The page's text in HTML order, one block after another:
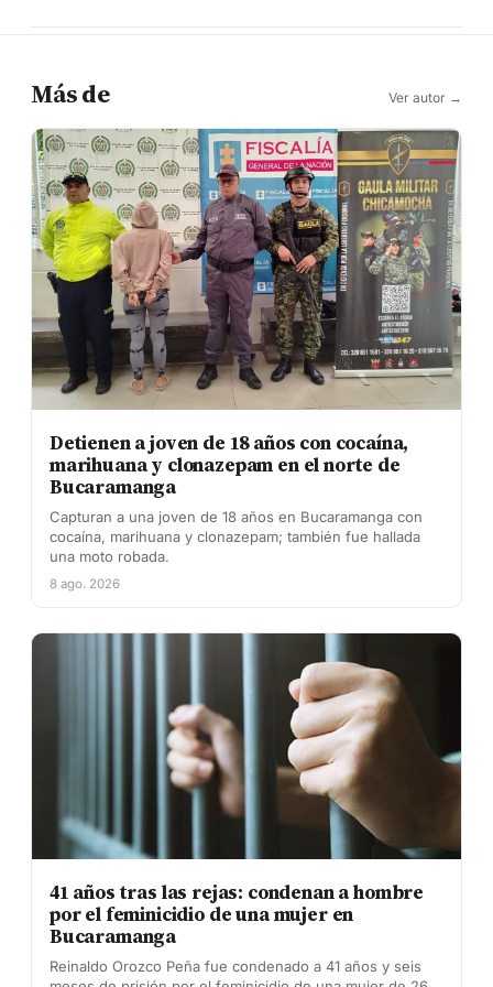
Más de Ver autor →
Detienen a joven de 18 años con cocaína,
marihuana y clonazepam en el norte de
Bucaramanga
Capturan a una joven de 18 años en Bucaramanga con
cocaína, marihuana y clonazepam; también fue hallada
una moto robada.
8 ago. 2026
41 años tras las rejas: condenan a hombre
por el feminicidio de una mujer en
Bucaramanga
Reinaldo Orozco Peña fue condenado a 41 años y seis